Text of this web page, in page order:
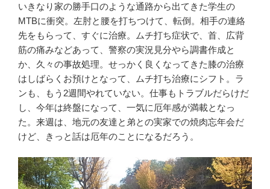
いきなり家の勝手口のような通路から出てきた学生の
MTBに衝突。左肘と腰を打ちつけて、転倒。相手の連絡
先をもらって、すぐに治療。ムチ打ち症状で、首、広背
筋の痛みなどあって、警察の実況見分やら調書作成と
か、久々の事故処理。せっかく良くなってきた膝の治療
はしばらくお預けとなって、ムチ打ち治療にシフト。ラ
ンも、もう2週間やれていない。仕事もトラブルだらけだ
し、今年は終盤になって、一気に厄年感が満載となっ
た。来週は、地元の友達と弟との実家での焼肉忘年会だ
けど、きっと話は厄年のことになるだろう。